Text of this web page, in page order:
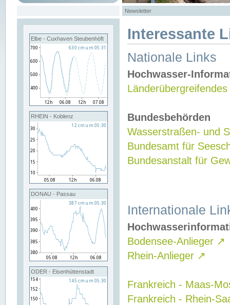
Newsletter
Elbe - Cuxhaven Steubenhöft
RHEIN - Koblenz
DONAU - Passau
ODER - Eisenhüttenstadt
Interessante
Nationale Links
Hochwasser-
Bundesbehörden
Wasserstraßen- und
Bundesamt für
Bundesanstalt für
Internationale
Bodensee-Anlieger ↗
Rhein-Anlieger ↗
Frankreich - Maas-
Frankreich - Rhein-